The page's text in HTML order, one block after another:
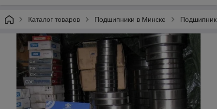
Каталог товаров Подшипники в Минске